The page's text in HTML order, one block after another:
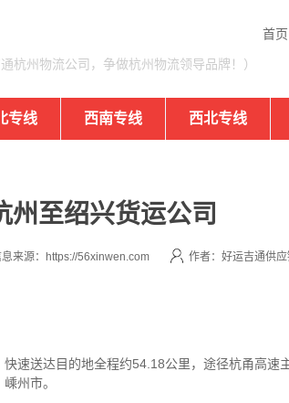
首页
通杭州物流公司，争做杭州物流领导品牌！）
专线 西南专线 西北专线
州至绍兴货运公司
来源：https://56xinwen.com 作者：好运吉通供应
速送达目的地全程约54.18公里，途径杭甬高速
嵊州市。